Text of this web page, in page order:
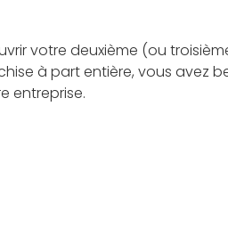
votre deuxième (ou
à part entière, vous avez
entreprise.